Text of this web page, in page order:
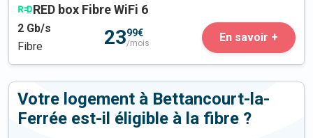
RED box Fibre WiFi 6
2 Gb/s
Fibre
2399€
/mois En savoir +
Votre logement à Bettancourt-la-
Ferrée est-il éligible à la fibre ?